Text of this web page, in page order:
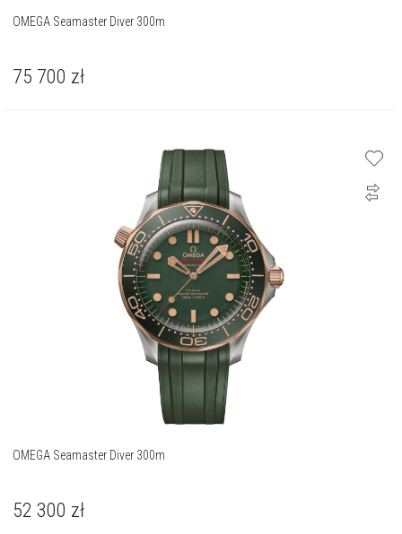
OMEGA Seamaster Diver 300m
75 700 zł
OMEGA Seamaster Diver 300m
52 300 zł